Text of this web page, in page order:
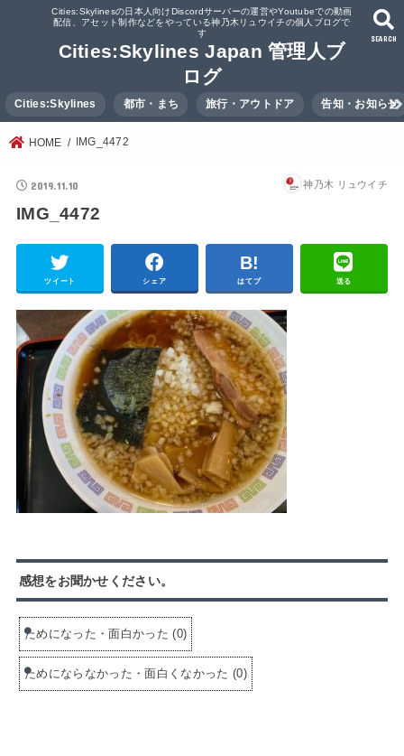
Cities:Skylinesの日本人向けDiscordサーバーの運営やYoutubeでの動画
配信、アセット制作などをやっている神乃木リュウイチの個人ブログで
す
Cities:Skylines Japan 管理人ブ
ログ
SEARCH
Cities:Skylines 都市・まち 旅行・アウトドア 告知・お知らせ
HOME IMG_4472
2019.11.10 神乃木 リュウイチ
IMG_4472
ツイート シェア はてブ 送る
感想をお聞かせください。
ためになった・面白かった (0)
ためにならなかった・面白くなかった (0)